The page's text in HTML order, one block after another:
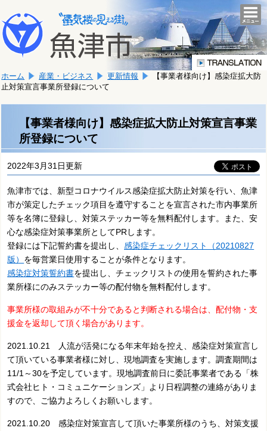
文
へ
移
ま
す。
こ
か
文
で
す。
ホーム 産業・ビジネス 更新情報
【事業者様向け】感染症拡大防
止対策宣言事業所登録について
【事業者様向け】感染症拡大防止対策宣言事業
所登録について
2022年3月31日更新
魚津市では、新型コロナウイルス感染症拡大防止対策を行い、魚津
市が策定したチェック項目を遵守することを宣言された市内事業所
等を名簿に登録し、対策ステッカー等を無料配付します。また、安
心な感染症対策事業所としてPRします。
登録には下記誓約書を提出し、感染症チェックリスト（20210827
版） を毎営業日使用することが条件となります。
感染症対策誓約書を提出し、チェックリストの使用を誓約された事
業所様にのみステッカー等の配付物を無料配付します。
事業所様の取組みが不十分であると判断される場合は、配付物・支
援金を返却して頂く場合があります。
2021.10.21 人流が活発になる年末年始を控え、感染症対策宣言し
て頂いている事業者様に対し、現地調査を実施します。調査期間は
11/1～30を予定しています。現地調査前日に委託事業者である「株
式会社ヒト・コミュニケーションズ」より日程調整の連絡がありま
すので、ご協力よろしくお願いします。
2021.10.20 感染症対策宣言して頂いた事業所様のうち、対策支援